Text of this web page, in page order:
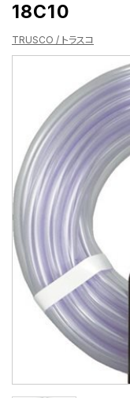
18C10
TRUSCO / トラスコ